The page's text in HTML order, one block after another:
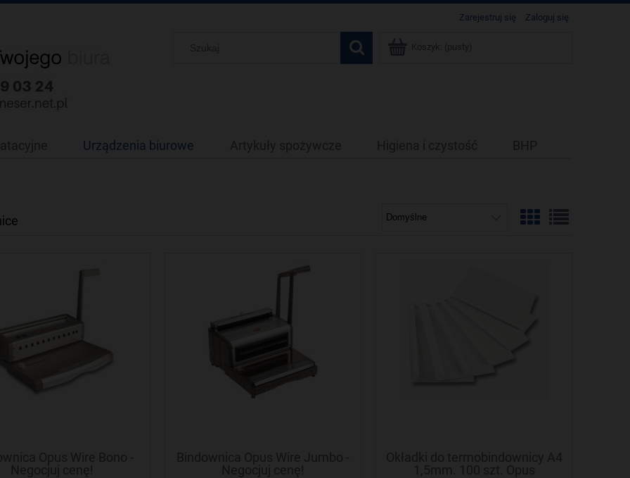
Zarejestruj się Zaloguj się
Koszyk: (pusty)
Urządzenia biurowe Artykuły spożywcze Higiena i czystość BHP
Opus Wire Bono -
Negocjuj cenę!
Bindownica Opus Wire Jumbo -
Negocjuj cenę!
Okładki do termobindownicy A4
1,5mm. 100 szt. Opus